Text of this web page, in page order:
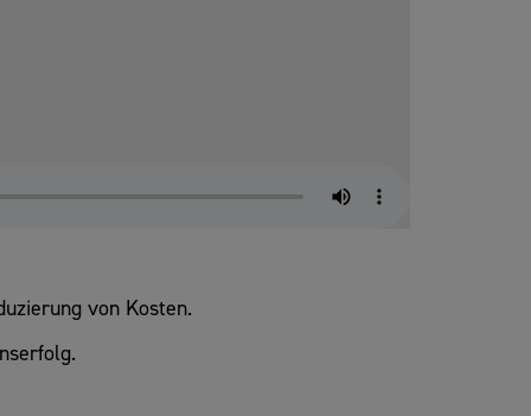
von Kosten.